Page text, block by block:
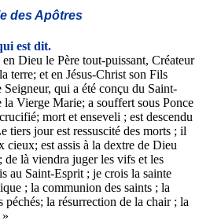
des Apôtres
est dit.
Dieu le Père tout-puissant, Créateur
terre; et en Jésus-Christ son Fils
Seigneur, qui a été conçu du Saint-
la Vierge Marie; a souffert sous Ponce
mort et enseveli ; est descendu
tiers jour est ressuscité des morts ; il
cieux; est assis à la dextre de Dieu
de là viendra juger les vifs et les
au Saint-Esprit ; je crois la sainte
; la communion des saints ; la
péchés; la résurrection de la chair ; la